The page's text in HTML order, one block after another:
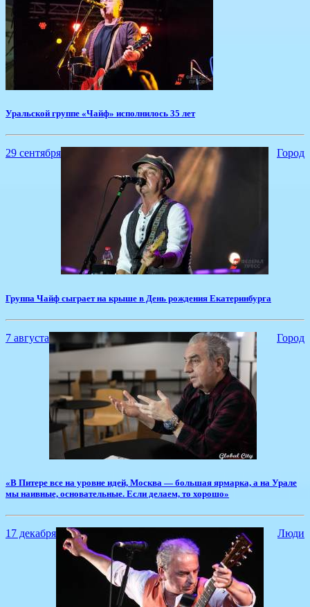
Уральской группе «Чайф» исполнилось 35 лет
29 сентября Город
Группа Чайф сыграет на крыше в День рождения Екатеринбурга
7 августа Город
«В Питере все на уровне идей, Москва — большая ярмарка, а на Урале
мы наивные, основательные. Если делаем, то хорошо»
17 декабря Люди